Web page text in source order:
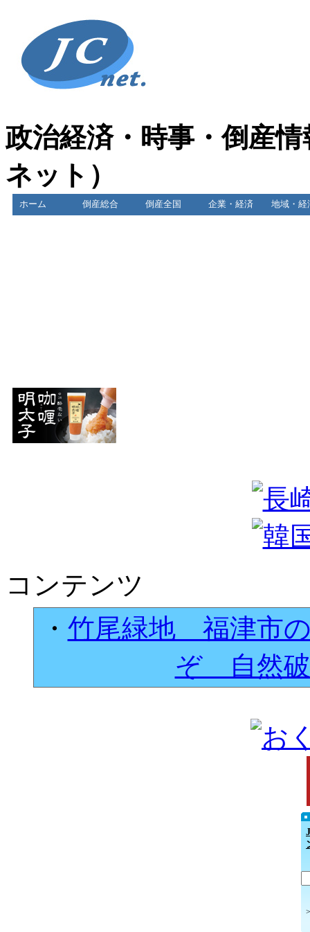
政治経済・時事・倒産
ネット）
ホーム 倒産総合 倒産全国 企業・経済 地域・経
コンテンツ
・ 竹尾緑地 福津市
ぞ 自然破